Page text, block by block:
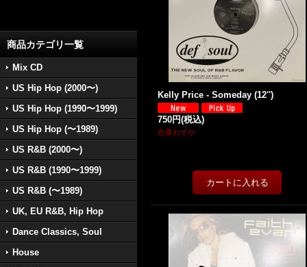
商品カテゴリ一覧
Mix CD
US Hip Hop (2000〜)
US Hip Hop (1990〜1999)
US Hip Hop (〜1989)
US R&B (2000〜)
US R&B (1990〜1999)
US R&B (〜1989)
UK, EU R&B, Hip Hop
Dance Classics, Soul
House
Kelly Price - Someday (12'')
750円(税込)
在庫わずか